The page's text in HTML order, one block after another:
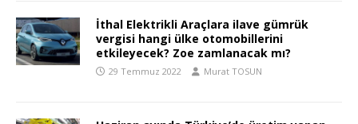
İthal Elektrikli Araçlara ilave gümrük
vergisi hangi ülke otomobillerini
etkileyecek? Zoe zamlanacak mı?
29 Temmuz 2022 Murat TOSUN